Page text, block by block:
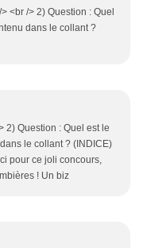
<br /> 2) Question : Quel
dans le collant ?
2) Question : Quel est le
le collant ? (INDICE)
pour ce joli concours,
! Un biz